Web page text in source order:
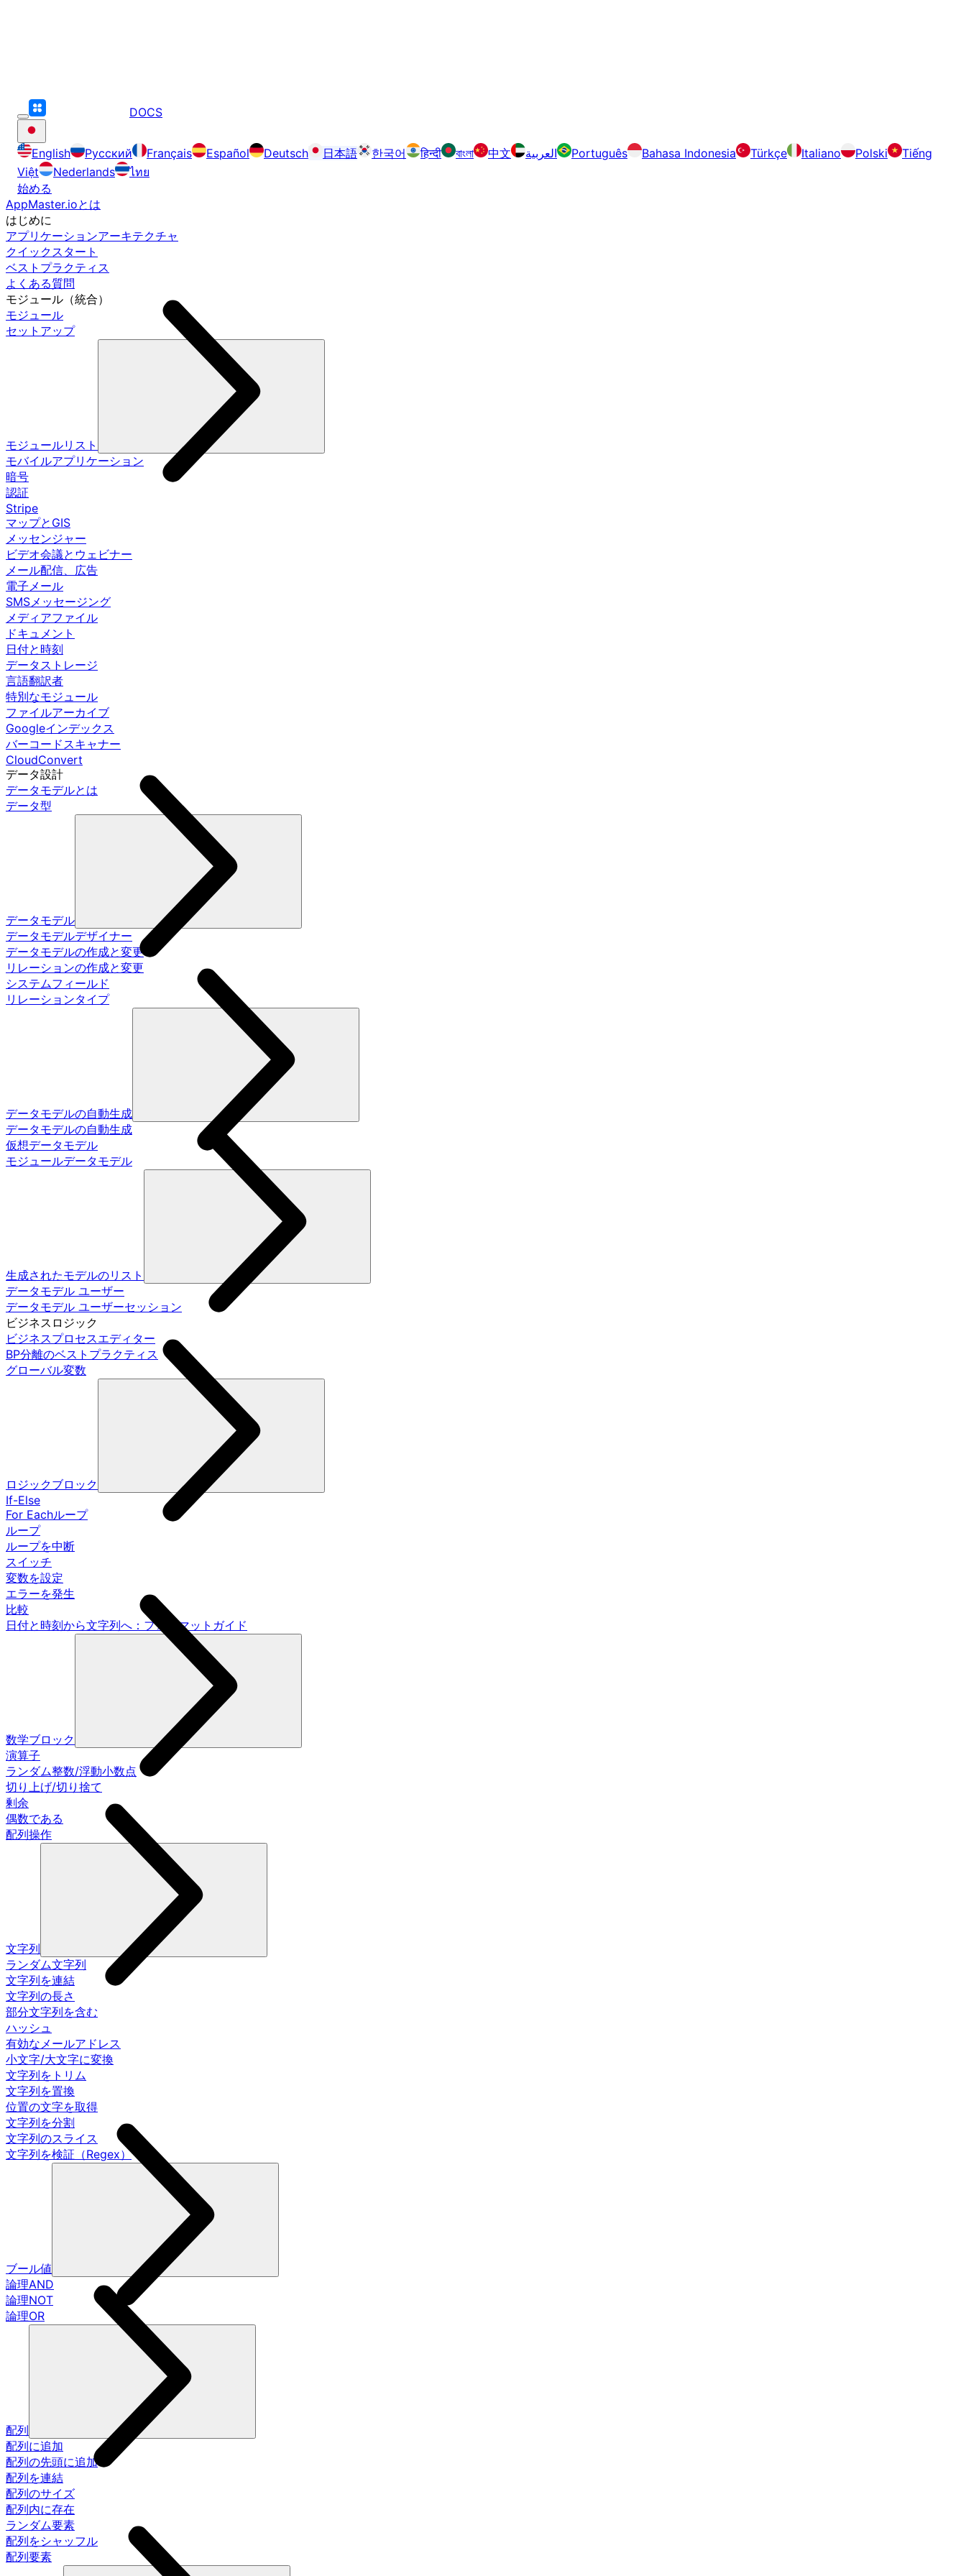
DOCS
English Русский Français Español Deutsch 日本語 한국어 हिन्दी বাংলা 中文 العربية Português Bahasa Indonesia Türkçe Italiano Polski
Tiếng
Việt
Nederlands
ไทย
始める
AppMaster.ioとは
はじめに
アプリケーションアーキテクチャ
クイックスタート
ベストプラクティス
よくある質問
モジュール（統合）
モジュール
セットアップ
モジュールリスト
モバイルアプリケーション
暗号
認証
Stripe
マップとGIS
メッセンジャー
ビデオ会議とウェビナー
メール配信、広告
電子メール
SMSメッセージング
メディアファイル
ドキュメント
日付と時刻
データストレージ
言語翻訳者
特別なモジュール
ファイルアーカイブ
Googleインデックス
バーコードスキャナー
CloudConvert
データ設計
データモデルとは
データ型
データモデル
データモデルデザイナー
データモデルの作成と変更
リレーションの作成と変更
システムフィールド
リレーションタイプ
データモデルの自動生成
データモデルの自動生成
仮想データモデル
モジュールデータモデル
生成されたモデルのリスト
データモデル ユーザー
データモデル ユーザーセッション
ビジネスロジック
ビジネスプロセスエディター
BP分離のベストプラクティス
グローバル変数
ロジックブロック
If-Else
For Eachループ
ループ
ループを中断
スイッチ
変数を設定
エラーを発生
比較
日付と時刻から文字列へ：フォーマットガイド
数学ブロック
演算子
ランダム整数/浮動小数点
切り上げ/切り捨て
剰余
偶数である
配列操作
文字列
ランダム文字列
文字列を連結
文字列の長さ
部分文字列を含む
ハッシュ
有効なメールアドレス
小文字/大文字に変換
文字列をトリム
文字列を置換
位置の文字を取得
文字列を分割
文字列のスライス
文字列を検証（Regex）
ブール値
論理AND
論理NOT
論理OR
配列
配列に追加
配列の先頭に追加
配列を連結
配列のサイズ
配列内に存在
ランダム要素
配列をシャッフル
配列要素